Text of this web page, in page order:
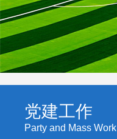
党建工作
Party and Mass Work